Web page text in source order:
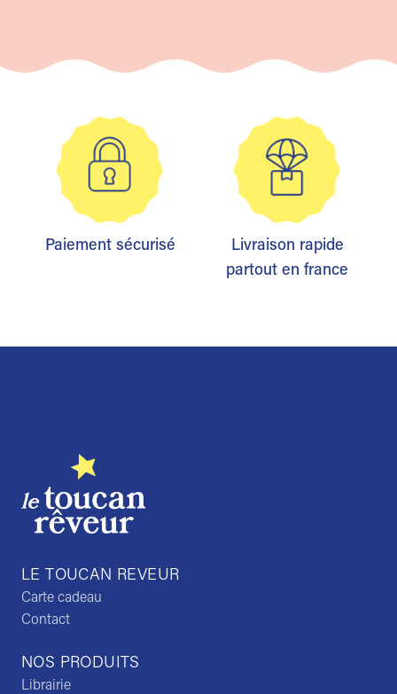
Paiement sécurisé
Livraison rapide
partout en france
NOS PRODUITS
Librairie
LE TOUCAN REVEUR
Carte cadeau
Contact